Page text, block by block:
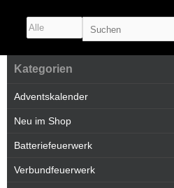
Kategorien
Adventskalender
Neu im Shop
Batteriefeuerwerk
Verbundfeuerwerk